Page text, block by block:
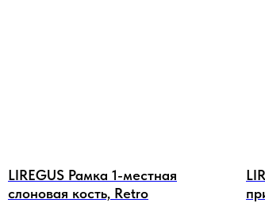
LIREGUS Рамка 1-местная
слоновая кость, Retro